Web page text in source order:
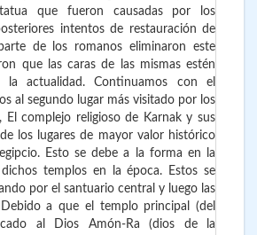
que fueron causadas por los
intentos de restauración de
de los romanos eliminaron este
que las caras de las mismas estén
la actualidad. Continuamos con el
al segundo lugar más visitado por los
El complejo religioso de Karnak y sus
los lugares de mayor valor histórico
Esto se debe a la forma en la
templos en la época. Estos se
por el santuario central y luego las
a que el templo principal (del
al Dios Amón-Ra (dios de la